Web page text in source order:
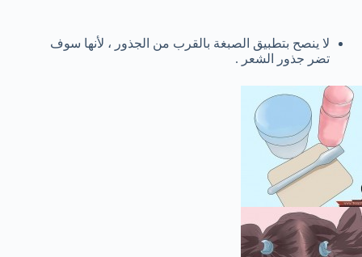
لا ينصح بتطبيق الصبغة بالقرب من الجذور ، لأنها سوف
تضر جذور الشعر .